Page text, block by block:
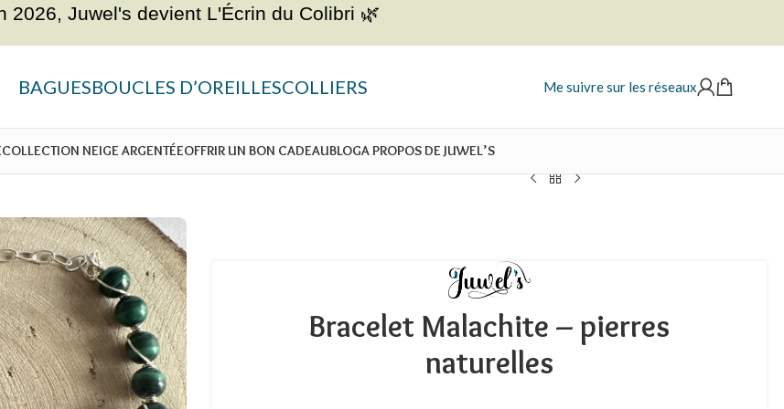
2026, Juwel's devient L'Écrin du Colibri 🌿
BAGUESBOUCLES D’OREILLESCOLLIERS Me suivre sur les réseaux
COLLECTION NEIGE ARGENTÉEOFFRIR UN BON CADEAUBLOGA PROPOS DE JUWEL’S
Bracelet Malachite – pierres
naturelles